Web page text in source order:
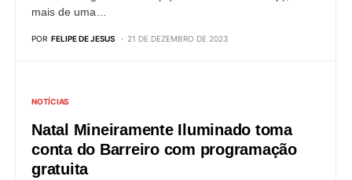
mais de uma…
POR FELIPE DE JESUS 21 DE DEZEMBRO DE 2023
NOTÍCIAS
Natal Mineiramente Iluminado toma
conta do Barreiro com programação
gratuita